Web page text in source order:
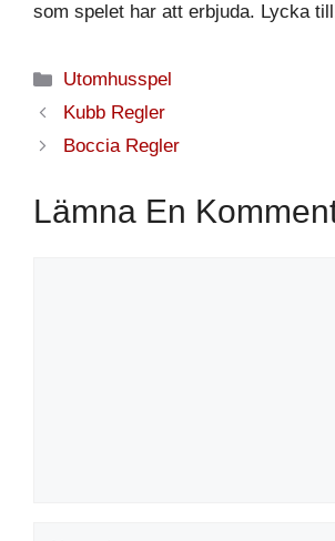
som spelet har att erbjuda. Lycka
Kategorier
Utomhusspel
Kubb Regler
Boccia Regler
Lämna En